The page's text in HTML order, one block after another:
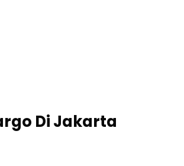
Di Jakarta